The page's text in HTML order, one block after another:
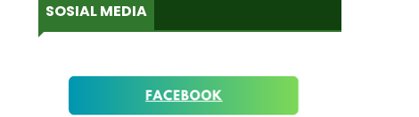
SOSIAL MEDIA